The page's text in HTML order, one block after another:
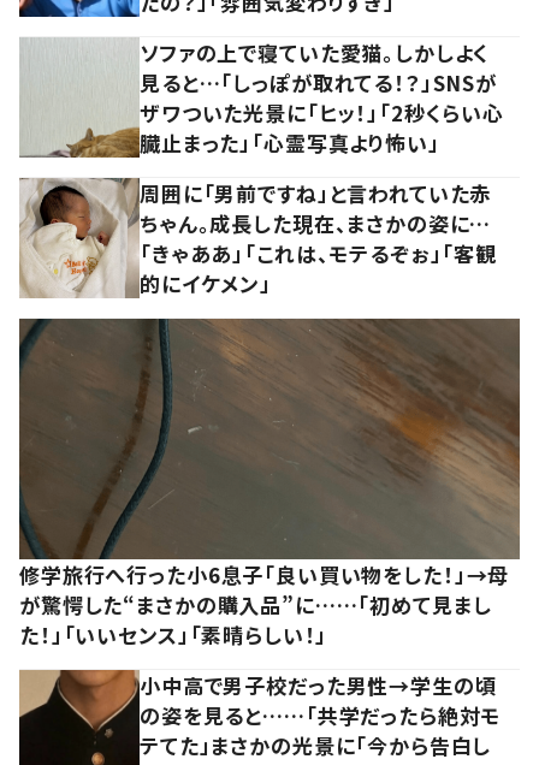
ソファの上で寝ていた愛猫。しかしよく
見ると…「しっぽが取れてる！？」SNSが
ザワついた光景に「ヒッ！」「2秒くらい心
臓止まった」「心霊写真より怖い」
周囲に「男前ですね」と言われていた赤
ちゃん。成長した現在、まさかの姿に…
「きゃああ」「これは、モテるぞぉ」「客観
的にイケメン」
修学旅行へ行った小6息子「良い買い物をした！」→母
が驚愕した“まさかの購入品”に……「初めて見まし
た！」「いいセンス」「素晴らしい！」
小中高で男子校だった男性→学生の頃
の姿を見ると……「共学だったら絶対モ
テてた」まさかの光景に「今から告白し